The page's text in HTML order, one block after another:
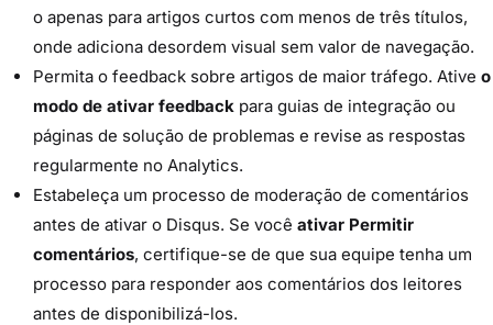
o apenas para artigos curtos com menos de três títulos,
onde adiciona desordem visual sem valor de navegação.
Permita o feedback sobre artigos de maior tráfego. Ative o
modo de ativar feedback para guias de integração ou
páginas de solução de problemas e revise as respostas
regularmente no Analytics.
Estabeleça um processo de moderação de comentários
antes de ativar o Disqus. Se você ativar Permitir
comentários, certifique-se de que sua equipe tenha um
processo para responder aos comentários dos leitores
antes de disponibilizá-los.